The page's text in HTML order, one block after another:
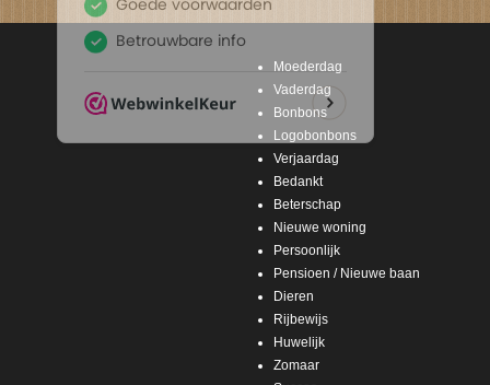
Moederdag
Vaderdag
Bonbons
Logobonbons
Verjaardag
Bedankt
Beterschap
Nieuwe woning
Persoonlijk
Pensioen / Nieuwe baan
Dieren
Rijbewijs
Huwelijk
Zomaar